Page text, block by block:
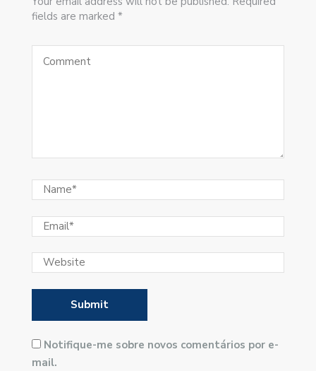
fields are marked *
Notifique-me sobre novos comentários por e-
mail.